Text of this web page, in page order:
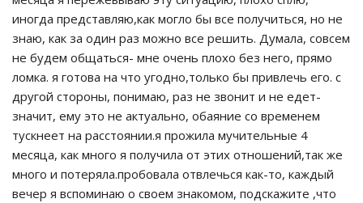
иногда представляю,как могло бы все получиться, но не
знаю, как за один раз можно все решить. Думала, совсем
не будем общаться- мне очень плохо без него, прямо
ломка. я готова на что угодно,только бы привлечь его. с
другой стороны, понимаю, раз не звонит и не едет-
значит, ему это не актуально, обаяние со временем
тускнеет на расстоянии.я прожила мучительные 4
месяца, как много я получила от этих отношений,так же
много и потеряла.пробовала отвлечься как-то, каждый
вечер я вспоминаю о своем знакомом, подскажите ,что